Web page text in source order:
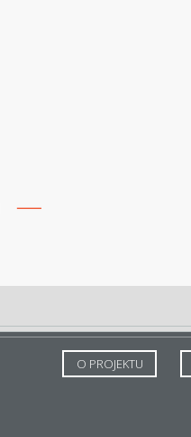
O PROJEKTU